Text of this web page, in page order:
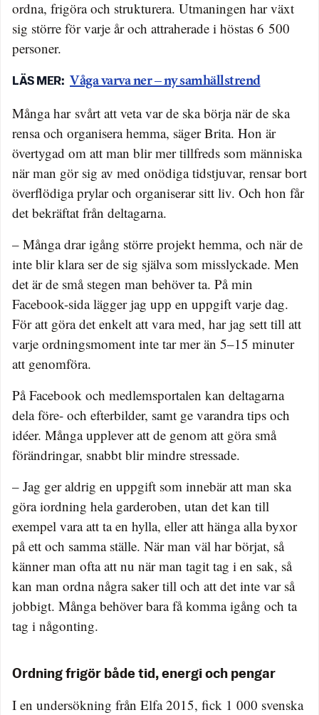
ordna, frigöra och strukturera. Utmaningen har växt
sig större för varje år och attraherade i höstas 6 500
personer.
Våga varva ner – ny samhällstrend
Många har svårt att veta var de ska börja när de ska
rensa och organisera hemma, säger Brita. Hon är
övertygad om att man blir mer tillfreds som människa
när man gör sig av med onödiga tidstjuvar, rensar bort
överflödiga prylar och organiserar sitt liv. Och hon får
det bekräftat från deltagarna.
– Många drar igång större projekt hemma, och när de
inte blir klara ser de sig själva som misslyckade. Men
det är de små stegen man behöver ta. På min
Facebook-sida lägger jag upp en uppgift varje dag.
För att göra det enkelt att vara med, har jag sett till att
varje ordningsmoment inte tar mer än 5–15 minuter
att genomföra.
På Facebook och medlemsportalen kan deltagarna
dela före- och efterbilder, samt ge varandra tips och
idéer. Många upplever att de genom att göra små
förändringar, snabbt blir mindre stressade.
– Jag ger aldrig en uppgift som innebär att man ska
göra iordning hela garderoben, utan det kan till
exempel vara att ta en hylla, eller att hänga alla byxor
på ett och samma ställe. När man väl har börjat, så
känner man ofta att nu när man tagit tag i en sak, så
kan man ordna några saker till och att det inte var så
jobbigt. Många behöver bara få komma igång och ta
tag i någonting.
Ordning frigör både tid, energi och pengar
I en undersökning från Elfa 2015, fick 1 000 svenska